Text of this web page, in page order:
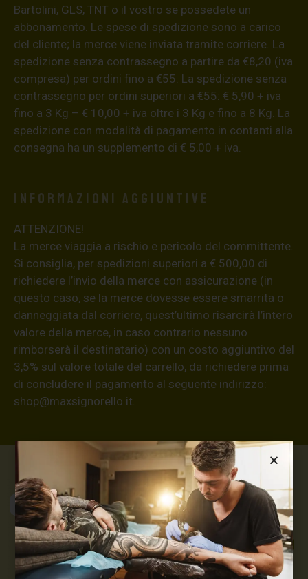
Bartolini, GLS, TNT o il vostro se possedete un
abbonamento. Le spese di spedizione sono a carico
del cliente; la merce viene inviata tramite corriere. La
spedizione senza contrassegno a partire da €8,20 (iva
compresa) per ordini fino a €55. La spedizione senza
contrassegno per ordini superiori a €55: € 5,90 + iva
fino a 3 Kg – € 10,00 + iva oltre i 3 Kg e fino a 8 Kg. La
spedizione con modalità di pagamento in contanti alla
consegna ha un supplemento di € 5,00 + iva.
Informazioni aggiuntive
ATTENZIONE!
La merce viaggia a rischio e pericolo del committente.
Si consiglia, per spedizioni superiori a € 500,00 di
richiedere l’invio della merce con assicurazione (in
questo caso, se la merce dovesse essere smarrita o
danneggiata dal corriere, quest’ultimo risarcirà l’intero
valore della merce, in caso contrario nessuno
rimborserà il destinatario) con un costo aggiuntivo del
3,5% sul valore totale del carrello, da richiedere prima
di concludere il pagamento al seguente indirizzo:
shop@maxsignorello.it
Max Signorello
Tattoo Supply
TUTTO PER IL TUO
TATTOO STUDIO